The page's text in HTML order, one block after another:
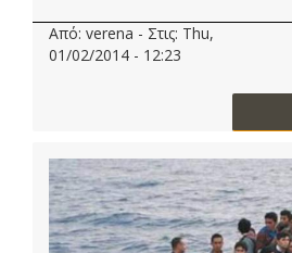
Από: verena - Στις: Thu,
01/02/2014 - 12:23